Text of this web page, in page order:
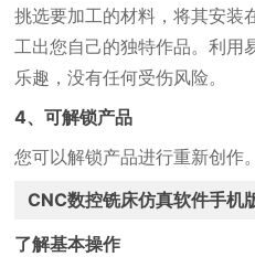
挑选要加工的材料，将其安装
工出您自己的独特作品。利用
乐趣，没有任何受伤风险。
4、可解锁产品
您可以解锁产品进行重新创作。
CNC数控铣床仿真软件手机
了解基本操作